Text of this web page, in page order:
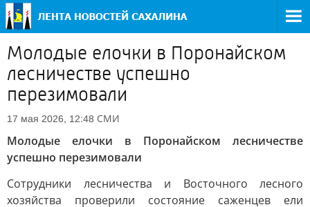
Молодые елочки в Поронайском
лесничестве успешно
перезимовали
17 мая 2026, 12:48 СМИ
Молодые елочки в Поронайском лесничестве
успешно перезимовали
Сотрудники лесничества и Восточного лесного
хозяйства проверили состояние саженцев ели